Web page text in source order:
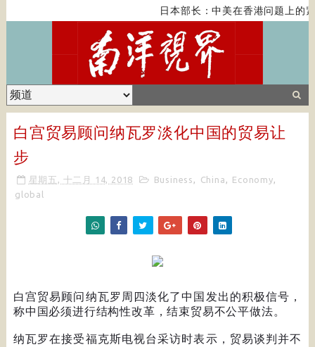
日本部长：中美在香港问题上的
白宫贸易顾问纳瓦罗淡化中国的贸易让
步
星期五, 十二月 14, 2018 Business , China , Economy,
global
白宫贸易顾问纳瓦罗周四淡化了中国发出的积极信号，
称中国必须进行结构性改革，结束贸易不公平做法。
纳瓦罗在接受福克斯电视台采访时表示，贸易谈判并不